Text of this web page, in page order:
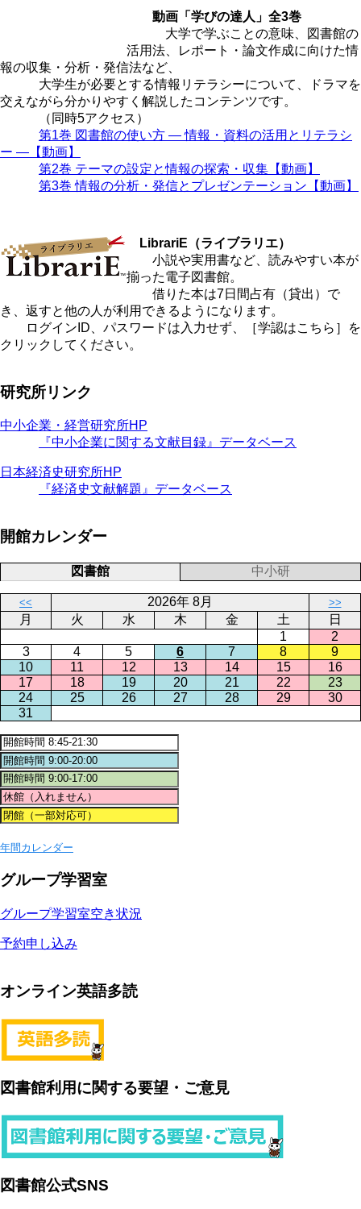
動画「学びの達人」全3巻
大学で学ぶことの意味、図書館の
活用法、レポート・論文作成に向けた情
報の収集・分析・発信法など、
大学生が必要とする情報リテラシーについて、ドラマを
交えながら分かりやすく解説したコンテンツです。
（同時5アクセス）
第1巻 図書館の使い方 ― 情報・資料の活用とリテラシ
ー ―【動画】
第2巻 テーマの設定と情報の探索・収集【動画】
第3巻 情報の分析・発信とプレゼンテーション【動画】
LibrariE（ライブラリエ）
小説や実用書など、読みやすい本が
揃った電子図書館。
借りた本は7日間占有（貸出）で
き、返すと他の人が利用できるようになります。
ログインID、パスワードは入力せず、［学認はこちら］を
クリックしてください。
研究所リンク
中小企業・経営研究所HP
『中小企業に関する文献目録』データベース
日本経済史研究所HP
『経済史文献解題』データベース
開館カレンダー
図書館 中小研
<< 2026年 8月 >>
月 火 水 木 金 土
日
1
2
3
4 5 6 7 8
9
10
11 12 13 14 15
16
17
18 19 20 21 22
23
24
25 26 27 28 29
30
31
年間カレンダー
グループ学習室
グループ学習室空き状況
予約申し込み
オンライン英語多読
図書館利用に関する要望・ご意見
図書館公式SNS